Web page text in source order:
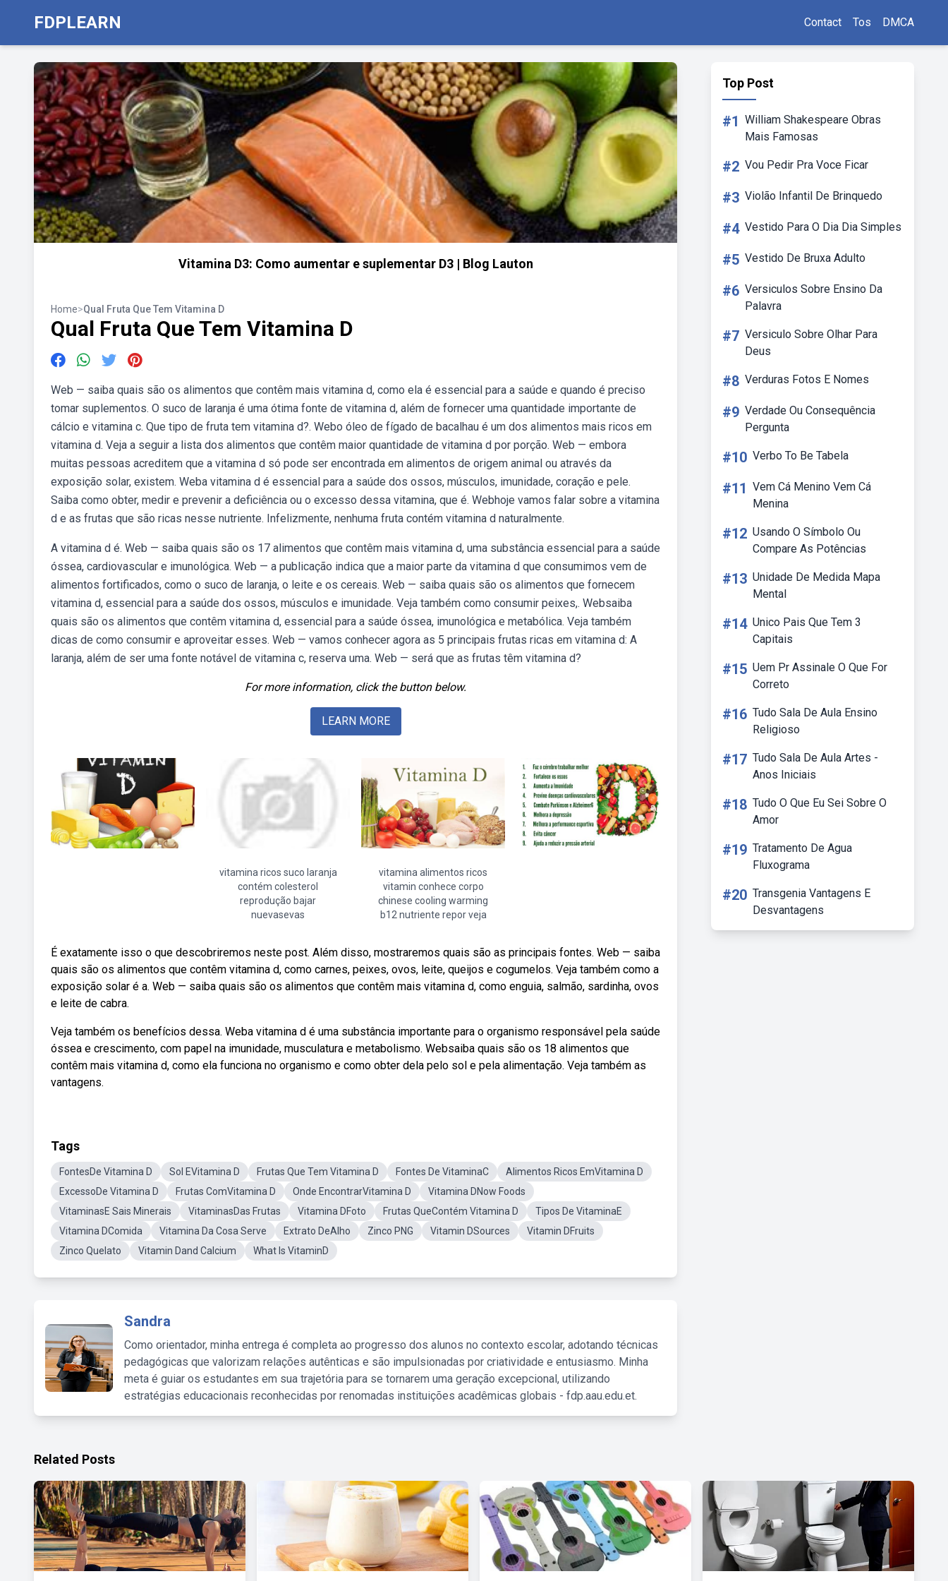
FDPLEARN Contact Tos DMCA
Vitamina D3: Como aumentar e suplementar D3 | Blog Lauton
Home>Qual Fruta Que Tem Vitamina D
Qual Fruta Que Tem Vitamina D
Web — saiba quais são os alimentos que contêm mais vitamina d, como ela é essencial para a saúde e quando é preciso
tomar suplementos. O suco de laranja é uma ótima fonte de vitamina d, além de fornecer uma quantidade importante de
cálcio e vitamina c. Que tipo de fruta tem vitamina d?. Webo óleo de fígado de bacalhau é um dos alimentos mais ricos em
vitamina d. Veja a seguir a lista dos alimentos que contêm maior quantidade de vitamina d por porção. Web — embora
muitas pessoas acreditem que a vitamina d só pode ser encontrada em alimentos de origem animal ou através da
exposição solar, existem. Weba vitamina d é essencial para a saúde dos ossos, músculos, imunidade, coração e pele.
Saiba como obter, medir e prevenir a deficiência ou o excesso dessa vitamina, que é. Webhoje vamos falar sobre a vitamina
d e as frutas que são ricas nesse nutriente. Infelizmente, nenhuma fruta contém vitamina d naturalmente.
A vitamina d é. Web — saiba quais são os 17 alimentos que contêm mais vitamina d, uma substância essencial para a saúde
óssea, cardiovascular e imunológica. Web — a publicação indica que a maior parte da vitamina d que consumimos vem de
alimentos fortificados, como o suco de laranja, o leite e os cereais. Web — saiba quais são os alimentos que fornecem
vitamina d, essencial para a saúde dos ossos, músculos e imunidade. Veja também como consumir peixes,. Websaiba
quais são os alimentos que contêm vitamina d, essencial para a saúde óssea, imunológica e metabólica. Veja também
dicas de como consumir e aproveitar esses. Web — vamos conhecer agora as 5 principais frutas ricas em vitamina d: A
laranja, além de ser uma fonte notável de vitamina c, reserva uma. Web — será que as frutas têm vitamina d?
For more information, click the button below.
LEARN MORE
vitamina ricos suco laranja
contém colesterol
reprodução bajar
nuevasevas
vitamina alimentos ricos
vitamin conhece corpo
chinese cooling warming
b12 nutriente repor veja
É exatamente isso o que descobriremos neste post. Além disso, mostraremos quais são as principais fontes. Web — saiba
quais são os alimentos que contêm vitamina d, como carnes, peixes, ovos, leite, queijos e cogumelos. Veja também como a
exposição solar é a. Web — saiba quais são os alimentos que contêm mais vitamina d, como enguia, salmão, sardinha, ovos
e leite de cabra.
Veja também os benefícios dessa. Weba vitamina d é uma substância importante para o organismo responsável pela saúde
óssea e crescimento, com papel na imunidade, musculatura e metabolismo. Websaiba quais são os 18 alimentos que
contêm mais vitamina d, como ela funciona no organismo e como obter dela pelo sol e pela alimentação. Veja também as
vantagens.
Tags
FontesDe Vitamina D Sol EVitamina D Frutas Que Tem Vitamina D Fontes De VitaminaC
Alimentos Ricos EmVitamina D
ExcessoDe Vitamina D
Frutas ComVitamina D Onde EncontrarVitamina D
Vitamina DNow Foods
VitaminasE Sais Minerais
VitaminasDas Frutas Vitamina DFoto Frutas QueContém Vitamina D
Tipos De VitaminaE
Vitamina DComida
Vitamina Da Cosa Serve Extrato DeAlho Zinco PNG Vitamin DSources
Vitamin DFruits
Zinco Quelato
Vitamin Dand Calcium What Is VitaminD
Sandra
Como orientador, minha entrega é completa ao progresso dos alunos no contexto escolar, adotando técnicas
pedagógicas que valorizam relações autênticas e são impulsionadas por criatividade e entusiasmo. Minha
meta é guiar os estudantes em sua trajetória para se tornarem uma geração excepcional, utilizando
estratégias educacionais reconhecidas por renomadas instituições acadêmicas globais - fdp.aau.edu.et.
Top Post
#1 William Shakespeare Obras
Mais Famosas
#2 Vou Pedir Pra Voce Ficar
#3 Violão Infantil De Brinquedo
#4 Vestido Para O Dia Dia Simples
#5 Vestido De Bruxa Adulto
#6 Versiculos Sobre Ensino Da
Palavra
#7 Versiculo Sobre Olhar Para
Deus
#8 Verduras Fotos E Nomes
#9 Verdade Ou Consequência
Pergunta
#10 Verbo To Be Tabela
#11 Vem Cá Menino Vem Cá
Menina
#12 Usando O Símbolo Ou
Compare As Potências
#13 Unidade De Medida Mapa
Mental
#14 Unico Pais Que Tem 3
Capitais
#15 Uem Pr Assinale O Que For
Correto
#16 Tudo Sala De Aula Ensino
Religioso
#17 Tudo Sala De Aula Artes -
Anos Iniciais
#18 Tudo O Que Eu Sei Sobre O
Amor
#19 Tratamento De Agua
Fluxograma
#20 Transgenia Vantagens E
Desvantagens
Related Posts